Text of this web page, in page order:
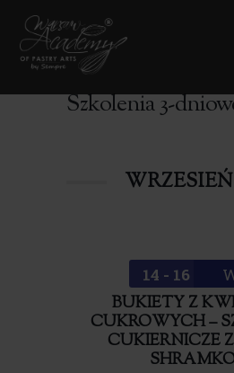
Szkolenia 3-
14 - 16
BUKIETY Z
CUKROWYCH –
CUKIERNICZE